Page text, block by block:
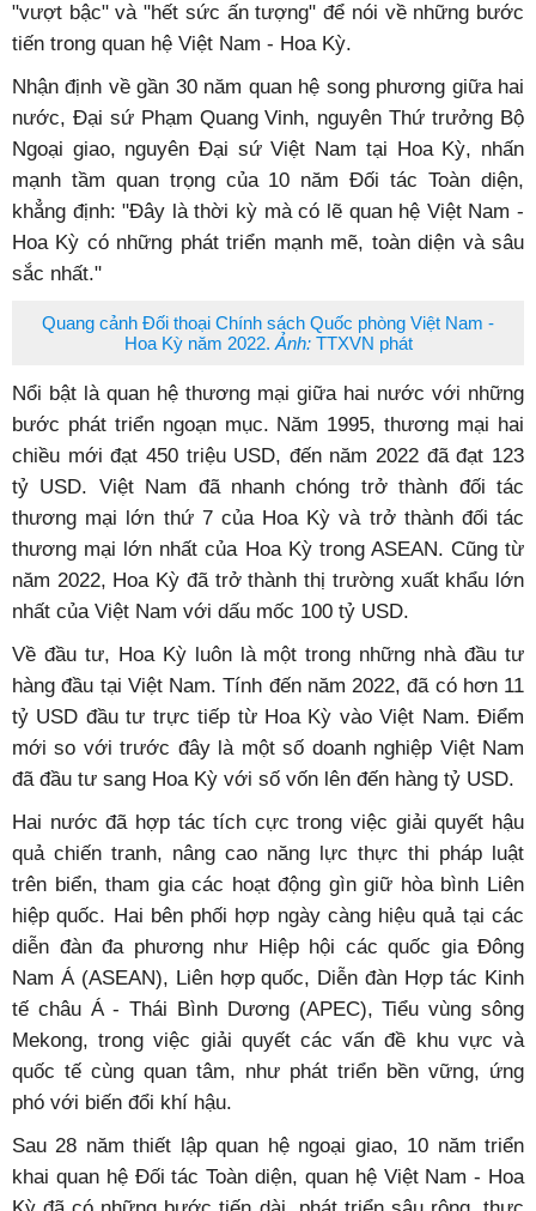
"vượt bậc" và "hết sức ấn tượng" để nói về những bước
tiến trong quan hệ Việt Nam - Hoa Kỳ.
Nhận định về gần 30 năm quan hệ song phương giữa hai
nước, Đại sứ Phạm Quang Vinh, nguyên Thứ trưởng Bộ
Ngoại giao, nguyên Đại sứ Việt Nam tại Hoa Kỳ, nhấn
mạnh tầm quan trọng của 10 năm Đối tác Toàn diện,
khẳng định: "Đây là thời kỳ mà có lẽ quan hệ Việt Nam -
Hoa Kỳ có những phát triển mạnh mẽ, toàn diện và sâu
sắc nhất."
Quang cảnh Đối thoại Chính sách Quốc phòng Việt Nam -
Hoa Kỳ năm 2022. Ảnh: TTXVN phát
Nổi bật là quan hệ thương mại giữa hai nước với những
bước phát triển ngoạn mục. Năm 1995, thương mại hai
chiều mới đạt 450 triệu USD, đến năm 2022 đã đạt 123
tỷ USD. Việt Nam đã nhanh chóng trở thành đối tác
thương mại lớn thứ 7 của Hoa Kỳ và trở thành đối tác
thương mại lớn nhất của Hoa Kỳ trong ASEAN. Cũng từ
năm 2022, Hoa Kỳ đã trở thành thị trường xuất khẩu lớn
nhất của Việt Nam với dấu mốc 100 tỷ USD.
Về đầu tư, Hoa Kỳ luôn là một trong những nhà đầu tư
hàng đầu tại Việt Nam. Tính đến năm 2022, đã có hơn 11
tỷ USD đầu tư trực tiếp từ Hoa Kỳ vào Việt Nam. Điểm
mới so với trước đây là một số doanh nghiệp Việt Nam
đã đầu tư sang Hoa Kỳ với số vốn lên đến hàng tỷ USD.
Hai nước đã hợp tác tích cực trong việc giải quyết hậu
quả chiến tranh, nâng cao năng lực thực thi pháp luật
trên biển, tham gia các hoạt động gìn giữ hòa bình Liên
hiệp quốc. Hai bên phối hợp ngày càng hiệu quả tại các
diễn đàn đa phương như Hiệp hội các quốc gia Đông
Nam Á (ASEAN), Liên hợp quốc, Diễn đàn Hợp tác Kinh
tế châu Á - Thái Bình Dương (APEC), Tiểu vùng sông
Mekong, trong việc giải quyết các vấn đề khu vực và
quốc tế cùng quan tâm, như phát triển bền vững, ứng
phó với biến đổi khí hậu.
Sau 28 năm thiết lập quan hệ ngoại giao, 10 năm triển
khai quan hệ Đối tác Toàn diện, quan hệ Việt Nam - Hoa